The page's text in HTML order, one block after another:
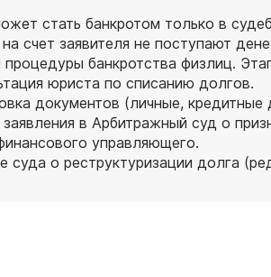
стать банкротом только в
на счет заявителя не поступают
процедуры банкротства физлиц.
юриста по списанию долгов.
документов (личные,
в Арбитражный суд о
управляющего.
суда о реструктуризации долга